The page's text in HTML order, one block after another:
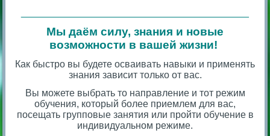
Мы даём силу, знания и новые
возможности в вашей жизни!
Как быстро вы будете осваивать навыки и применять
знания зависит только от вас.
Вы можете выбрать то направление и тот режим
обучения, который более приемлем для вас,
посещать групповые занятия или пройти обучение в
индивидуальном режиме.